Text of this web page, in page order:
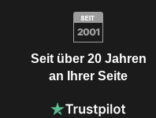
Seit über 20 Jahren
an Ihrer Seite